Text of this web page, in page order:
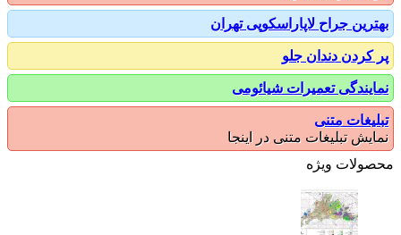
جراح لاپاراسکوپی تهران
دندان جلو
تعمیرات شیائومی
متنی
تبلیغات متنی در اینجا
ویژه